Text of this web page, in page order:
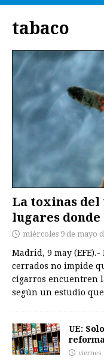
tabaco
La toxinas del
lugares
miércoles 9 de mayo
Madrid, 9 may
cerrados no impide
cigarros encuentren
según un estudio
UE:
viernes